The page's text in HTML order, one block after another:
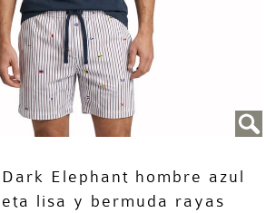
Elephant hombre azul
lisa y bermuda rayas